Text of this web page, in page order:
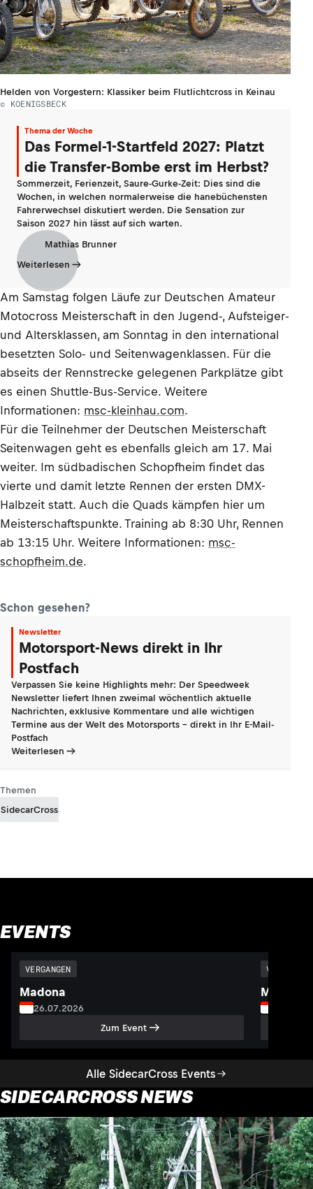
Helden von Vorgestern: Klassiker beim Flutlichtcross in Keinau
© KOENIGSBECK
Thema der Woche
Das Formel-1-Startfeld 2027: Platzt
die Transfer-Bombe erst im Herbst?
Sommerzeit, Ferienzeit, Saure-Gurke-Zeit: Dies sind die
Wochen, in welchen normalerweise die hanebüchensten
Fahrerwechsel diskutiert werden. Die Sensation zur
Saison 2027 hin lässt auf sich warten.
Mathias Brunner
Weiterlesen
Am Samstag folgen Läufe zur Deutschen Amateur
Motocross Meisterschaft in den Jugend-, Aufsteiger-
und Altersklassen, am Sonntag in den international
besetzten Solo- und Seitenwagenklassen. Für die
abseits der Rennstrecke gelegenen Parkplätze gibt
es einen Shuttle-Bus-Service. Weitere
Informationen: msc-kleinhau.com.
Für die Teilnehmer der Deutschen Meisterschaft
Seitenwagen geht es ebenfalls gleich am 17. Mai
weiter. Im südbadischen Schopfheim findet das
vierte und damit letzte Rennen der ersten DMX-
Halbzeit statt. Auch die Quads kämpfen hier um
Meisterschaftspunkte. Training ab 8:30 Uhr, Rennen
ab 13:15 Uhr. Weitere Informationen: msc-
schopfheim.de.
Schon gesehen?
Newsletter
Motorsport-News direkt in Ihr
Postfach
Verpassen Sie keine Highlights mehr: Der Speedweek
Newsletter liefert Ihnen zweimal wöchentlich aktuelle
Nachrichten, exklusive Kommentare und alle wichtigen
Termine aus der Welt des Motorsports - direkt in Ihr E-Mail-
Postfach
Weiterlesen
Themen
SidecarCross
EVENTS
Alle SidecarCross Events
VERGANGEN
Madona
26.07.2026
Zum Event
VERGANGEN
Mickunu
SIDECARCROSS NEWS